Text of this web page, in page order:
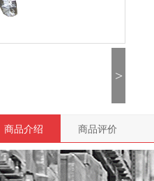
>
商品介绍 商品评价